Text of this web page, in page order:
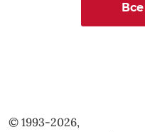
© 1993-2026,